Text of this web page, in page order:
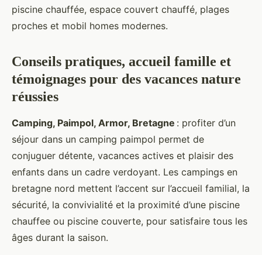
piscine chauffée, espace couvert chauffé, plages
proches et mobil homes modernes.
Conseils pratiques, accueil famille et
témoignages pour des vacances nature
réussies
Camping, Paimpol, Armor, Bretagne : profiter d’un
séjour dans un camping paimpol permet de
conjuguer détente, vacances actives et plaisir des
enfants dans un cadre verdoyant. Les campings en
bretagne nord mettent l’accent sur l’accueil familial, la
sécurité, la convivialité et la proximité d’une piscine
chauffee ou piscine couverte, pour satisfaire tous les
âges durant la saison.